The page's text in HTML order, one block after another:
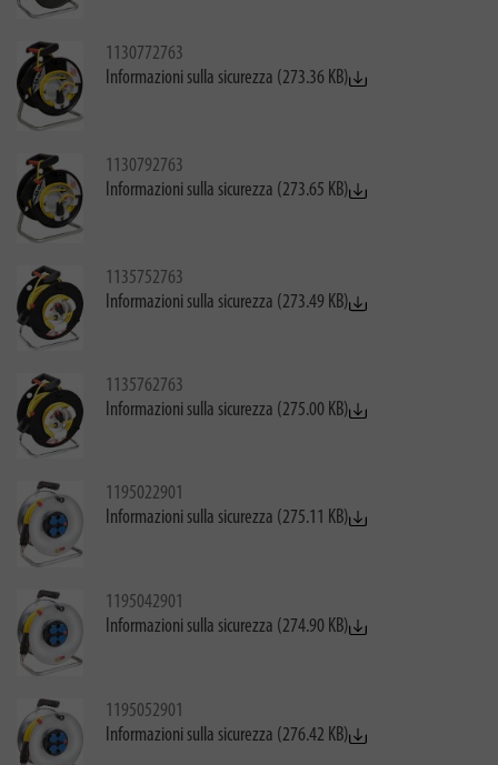
1130772763
Informazioni sulla sicurezza (273.36 KB)
1130792763
Informazioni sulla sicurezza (273.65 KB)
1135752763
Informazioni sulla sicurezza (273.49 KB)
1135762763
Informazioni sulla sicurezza (275.00 KB)
1195022901
Informazioni sulla sicurezza (275.11 KB)
1195042901
Informazioni sulla sicurezza (274.90 KB)
1195052901
Informazioni sulla sicurezza (276.42 KB)